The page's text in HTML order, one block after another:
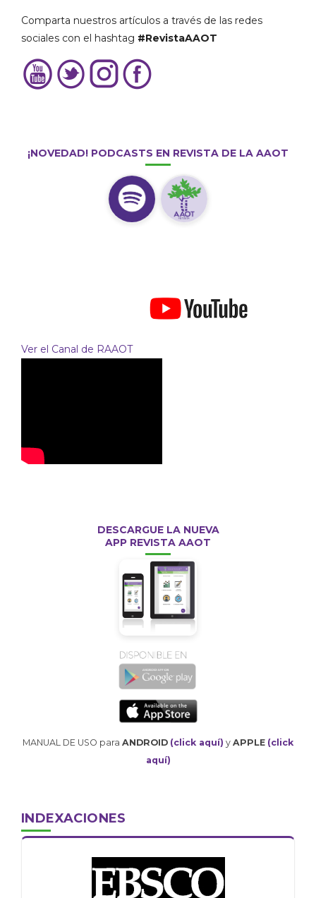
Comparta nuestros artículos a través de las redes
sociales con el hashtag #RevistaAAOT
¡NOVEDAD! PODCASTS EN REVISTA DE LA AAOT
Ver el Canal de RAAOT
DESCARGUE LA NUEVA
APP REVISTA AAOT
MANUAL DE USO para ANDROID (click aquí) y APPLE (click
aquí)
INDEXACIONES